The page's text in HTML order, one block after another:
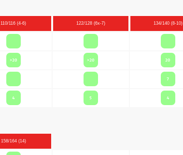
110/116 (4-6) 122/128 (6x-7) 134/140 (8-10)
>20 >20 20
7
4 5 4
158/164 (14)